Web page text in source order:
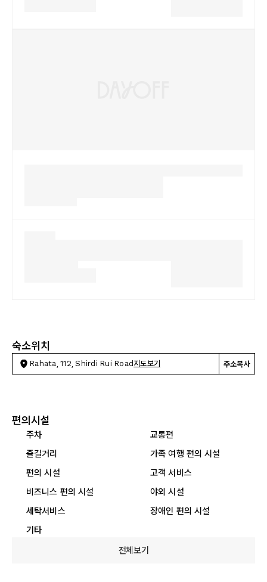
숙소위치
Rahata, 112, Shirdi Rui Road 지도보기 주소복사
편의시설
주차
교통편
즐길거리
가족 여행 편의 시설
편의 시설
고객 서비스
비즈니스 편의 시설
야외 시설
세탁서비스
장애인 편의 시설
기타
전체보기